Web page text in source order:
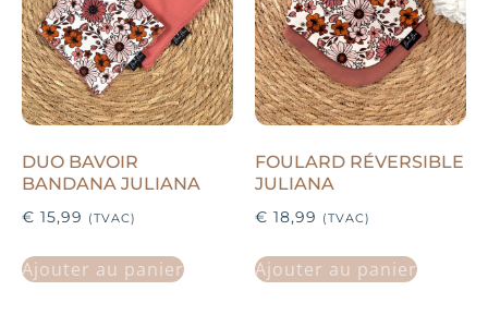
DUO BAVOIR
BANDANA JULIANA
€ 15,99 (TVAC)
Ajouter au panier
FOULARD RÉVERSIBLE
JULIANA
€ 18,99 (TVAC)
Ajouter au panier